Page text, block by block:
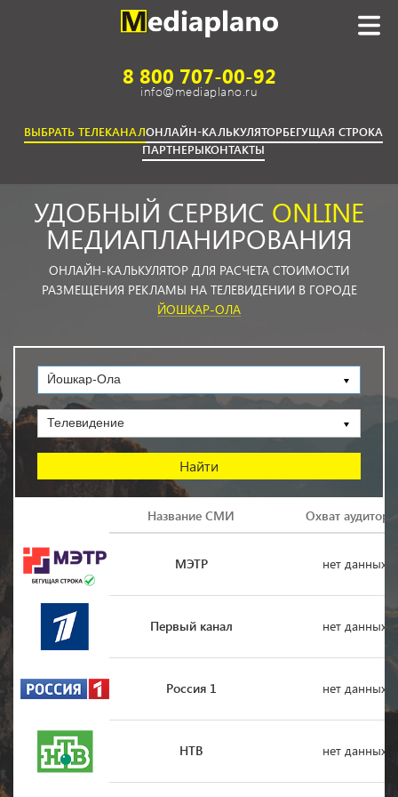
8 800 707-00-92
info@mediaplano.ru
УДОБНЫЙ СЕРВИС ONLINE
МЕДИАПЛАНИРОВАНИЯ
ОНЛАЙН-КАЛЬКУЛЯТОР ДЛЯ РАСЧЕТА СТОИМОСТИ
РАЗМЕЩЕНИЯ РЕКЛАМЫ НА ТЕЛЕВИДЕНИИ В ГОРОДЕ
ЙОШКАР-ОЛА
Йошкар-Ола
Телевидение
Название СМИ Охват
МЭТР нет данных
Первый канал нет данных
Россия 1 нет данных
НТВ нет данных
ВЫБРАТЬ ТЕЛЕКАНАЛОНЛАЙН-КАЛЬКУЛЯТОРБЕГУЩАЯ СТРОКА
ПАРТНЕРЫКОНТАКТЫ